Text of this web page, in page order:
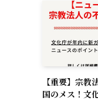
【重要】宗教
国のメス！文